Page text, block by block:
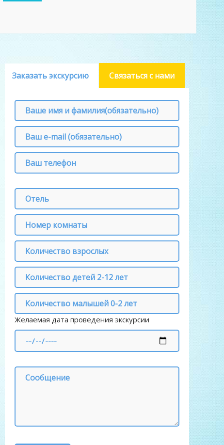
Заказать экскурсию Связаться с нами
Желаемая дата проведения экскурсии